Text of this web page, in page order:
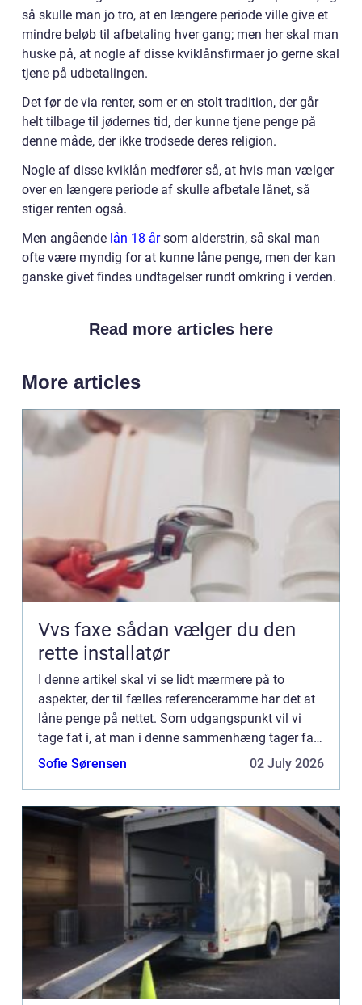
så skulle man jo tro, at en længere periode ville give et
mindre beløb til afbetaling hver gang; men her skal man
huske på, at nogle af disse kviklånsfirmaer jo gerne skal
tjene på udbetalingen.
Det før de via renter, som er en stolt tradition, der går
helt tilbage til jødernes tid, der kunne tjene penge på
denne måde, der ikke trodsede deres religion.
Nogle af disse kviklån medfører så, at hvis man vælger
over en længere periode af skulle afbetale lånet, så
stiger renten også.
Men angående lån 18 årsom alderstrin, så skal man
ofte være myndig for at kunne låne penge, men der kan
ganske givet findes undtagelser rundt omkring i verden.
Read more articles here
More articles
Vvs faxe sådan vælger du den
rette installatør
I denne artikel skal vi se lidt mærmere på to
aspekter, der til fælles referenceramme har det at
låne penge på nettet. Som udgangspunkt vil vi
tage fat i, at man i denne sammenhæng tager fat i
hurtigudbetaling.dk, ...
Sofie Sørensen 02 July 2026